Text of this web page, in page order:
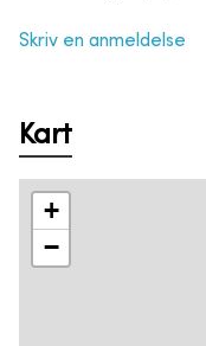
Skriv en anmeldelse
Kart
+
−